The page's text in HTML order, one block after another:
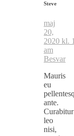
Steve
maj
20,
2020 kl.
am
Besvar
Mauris
eu
ante.
Curabitur
leo
nisi,